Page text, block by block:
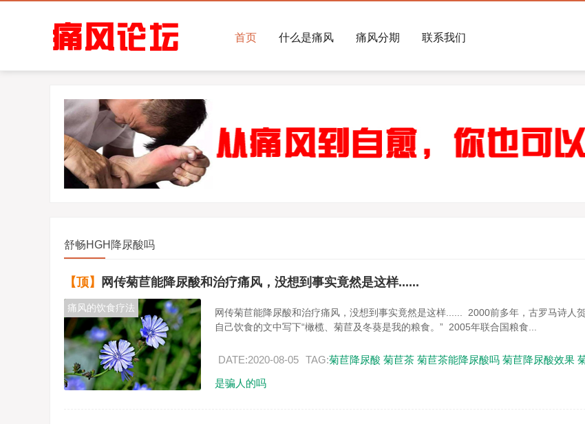
首页 什么是痛风 痛风分期 联系我们
舒畅HGH降尿酸吗
【顶】 网传菊苣能降尿酸和治疗痛风，没想到事实竟然是这样......
痛风的饮食疗法
网传菊苣能降尿酸和治疗痛风，没想到事实竟然是这样...... 2000前多年，古罗马诗人
自己饮食的文中写下“橄榄、菊苣及冬葵是我的粮食。” 2005年联合国粮食...
DATE:2020-08-05 TAG:菊苣降尿酸 菊苣茶 菊苣茶能降尿酸吗 菊苣降尿酸效果
是骗人的吗